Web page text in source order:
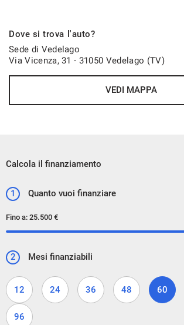
Dove si trova l'auto?
Sede di Vedelago
Via Vicenza, 31 - 31050 Vedelago (TV)
VEDI MAPPA
Calcola il finanziamento
1 Quanto vuoi finanziare
Fino a: 25.500 €
2 Mesi finanziabili
12 24 36 48 60
96